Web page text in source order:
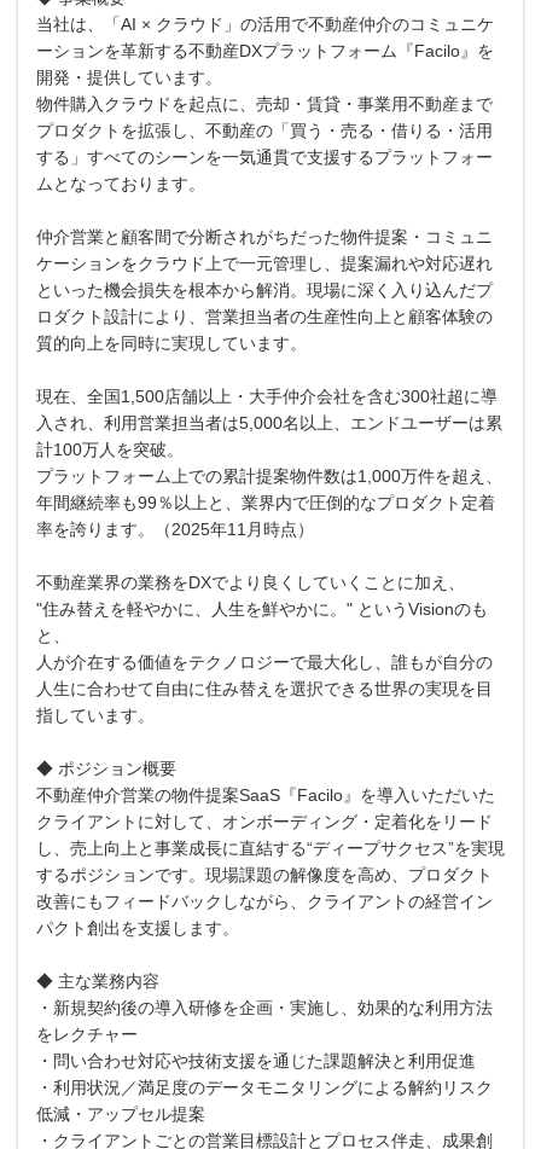
当社は、「AI × クラウド」の活用で不動産仲介のコミュニケ
ーションを革新する不動産DXプラットフォーム『Facilo』を
開発・提供しています。
物件購入クラウドを起点に、売却・賃貸・事業用不動産まで
プロダクトを拡張し、不動産の「買う・売る・借りる・活用
する」すべてのシーンを一気通貫で支援するプラットフォー
ムとなっております。
仲介営業と顧客間で分断されがちだった物件提案・コミュニ
ケーションをクラウド上で一元管理し、提案漏れや対応遅れ
といった機会損失を根本から解消。現場に深く入り込んだプ
ロダクト設計により、営業担当者の生産性向上と顧客体験の
質的向上を同時に実現しています。
現在、全国1,500店舗以上・大手仲介会社を含む300社超に導
入され、利用営業担当者は5,000名以上、エンドユーザーは累
計100万人を突破。
プラットフォーム上での累計提案物件数は1,000万件を超え、
年間継続率も99％以上と、業界内で圧倒的なプロダクト定着
率を誇ります。（2025年11月時点）
不動産業界の業務をDXでより良くしていくことに加え、
"住み替えを軽やかに、人生を鮮やかに。" というVisionのも
と、
人が介在する価値をテクノロジーで最大化し、誰もが自分の
人生に合わせて自由に住み替えを選択できる世界の実現を目
指しています。
◆ ポジション概要
不動産仲介営業の物件提案SaaS『Facilo』を導入いただいた
クライアントに対して、オンボーディング・定着化をリード
し、売上向上と事業成長に直結する“ディープサクセス”を実現
するポジションです。現場課題の解像度を高め、プロダクト
改善にもフィードバックしながら、クライアントの経営イン
パクト創出を支援します。
◆ 主な業務内容
・新規契約後の導入研修を企画・実施し、効果的な利用方法
をレクチャー
・問い合わせ対応や技術支援を通じた課題解決と利用促進
・利用状況／満足度のデータモニタリングによる解約リスク
低減・アップセル提案
・クライアントごとの営業目標設計とプロセス伴走、成果創